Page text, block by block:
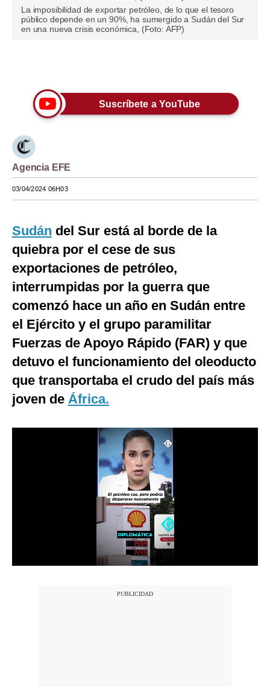
Editorial
Tendencias
Lujo
Viajes
Moda
Estilos
EEUU
España
Internacional
Tecnología
Club del Suscriptor
Mix
G de Gestión
Notas Contratadas
La imposibilidad de exportar petróleo, de lo que el tesoro
público depende en un 90%, ha sumergido a Sudán del Sur
en una nueva crisis económica, (Foto: AFP)
Suscríbete a YouTube
Agencia EFE
03/04/2024 06H03
Sudán del Sur está al borde de la
quiebra por el cese de sus
exportaciones de petróleo,
interrumpidas por la guerra que
comenzó hace un año en Sudán entre
el Ejército y el grupo paramilitar
Fuerzas de Apoyo Rápido (FAR) y que
detuvo el funcionamiento del oleoducto
que transportaba el crudo del país más
joven de África.